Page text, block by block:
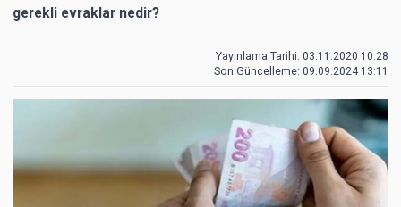
gerekli evraklar nedir?
Yayınlama Tarihi: 03.11.2020 10:28
Son Güncelleme: 09.09.2024 13:11